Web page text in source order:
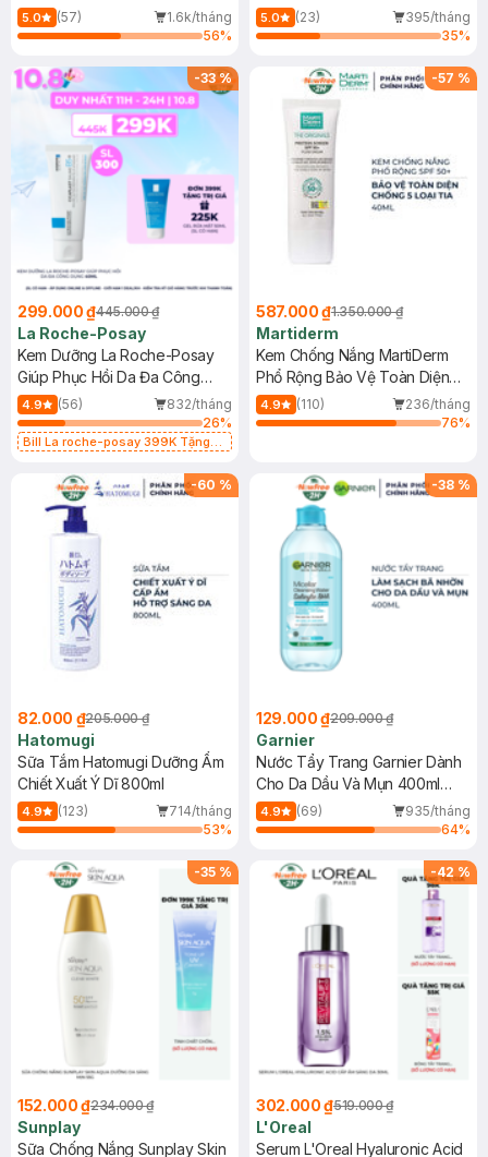
Dầu 500ml
5.0 (57)
1.6k/tháng
56%
(Mới)
5.0 (23)
395/tháng
35%
-33%
299.000 ₫445.000 ₫
La Roche-Posay
Kem Dưỡng La Roche-Posay
Giúp Phục Hồi Da Đa Công
Dụng 40ml
4.9 (56)
832/tháng
26%
Bill La roche-posay 399K Tặng
(SL có hạn)
-57 %
587.000 ₫1.350.000 ₫
Martiderm
Kem Chống Nắng MartiDerm
Phổ Rộng Bảo Vệ Toàn Diện
40ml
4.9 (110)
236/tháng
76%
-60 %
82.000 ₫205.000 ₫
Hatomugi
Sữa Tắm Hatomugi Dưỡng Ẩm
Chiết Xuất Ý Dĩ 800ml
4.9 (123)
714/tháng
53%
-38 %
129.000 ₫209.000 ₫
Garnier
Nước Tẩy Trang Garnier Dành
Cho Da Dầu Và Mụn 400ml
(Mới)
4.9 (69)
935/tháng
64%
-35 %
152.000 ₫234.000 ₫
Sunplay
Sữa Chống Nắng Sunplay Skin
-42 %
302.000 ₫519.000 ₫
L'Oreal
Serum L'Oreal Hyaluronic Acid